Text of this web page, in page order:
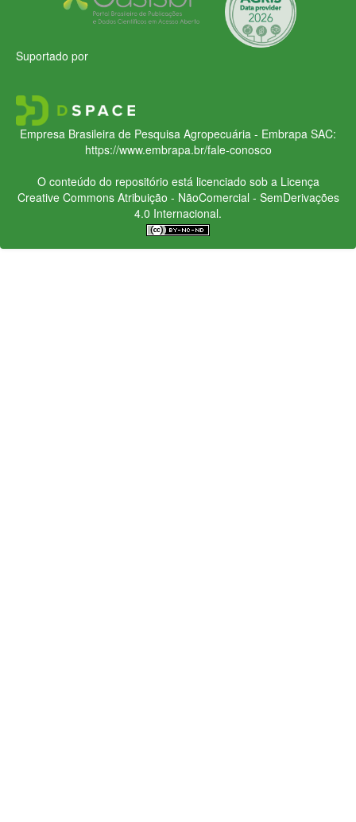
Suportado por
Empresa Brasileira de Pesquisa Agropecuária - Embrapa SAC:
https://www.embrapa.br/fale-conosco
O conteúdo do repositório está licenciado sob a Licença
Creative CommonsAtribuição - NãoComercial - SemDerivações
4.0 Internacional.